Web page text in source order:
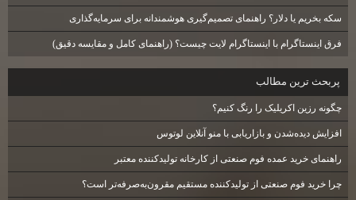
سکه بخریم یا دلار؟ راهنمای تصمیم‌گیری هوشمندانه برای سرمایه‌گذاری
فرق اینستاگرام با اینستاگرام لایت چیست؟ (راهنمای کامل و مقایسه دقیق)
پربحث ترين مطالب
چگونه رزین اکریلیک را رنگ کنیم؟
افزایش دیده‌شدن و بازاریابی با منو آنلاین لوتوس
راهنمای خرید عمده فوم صنعتی از کارخانه تولیدکننده معتبر
چرا خرید فوم صنعتی از تولیدکننده مستقیم مقرون‌به‌صرفه‌تر است؟